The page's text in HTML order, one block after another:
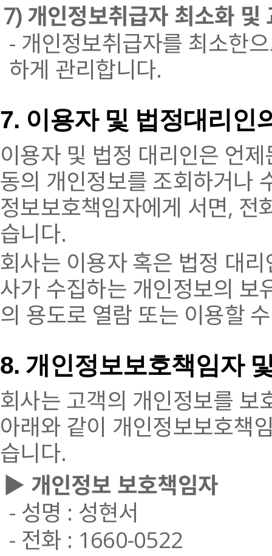
7) 개인정보취급자 최소화 및
- 개인정보취급자를 최소한
하게 관리합니다.
7. 이용자 및 법정대리인
이용자 및 법정 대리인은 언
동의 개인정보를 조회하거나
정보보호책임자에게 서면, 전
습니다.
회사는 이용자 혹은 법정 대
사가 수집하는 개인정보의 보
의 용도로 열람 또는 이용할
8. 개인정보보호책임자
회사는 고객의 개인정보를 보
아래와 같이 개인정보보호책
습니다.
▶ 개인정보 보호책임자
- 성명 : 성현서
- 전화 : 1660-0522